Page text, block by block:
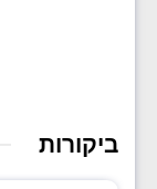
ביקורות